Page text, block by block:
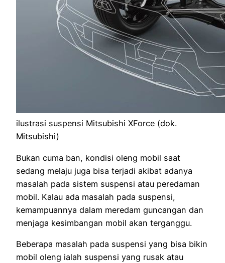
ilustrasi suspensi Mitsubishi XForce (dok.
Mitsubishi)
Bukan cuma ban, kondisi oleng mobil saat
sedang melaju juga bisa terjadi akibat adanya
masalah pada sistem suspensi atau peredaman
mobil. Kalau ada masalah pada suspensi,
kemampuannya dalam meredam guncangan dan
menjaga kesimbangan mobil akan terganggu.
Beberapa masalah pada suspensi yang bisa bikin
mobil oleng ialah suspensi yang rusak atau